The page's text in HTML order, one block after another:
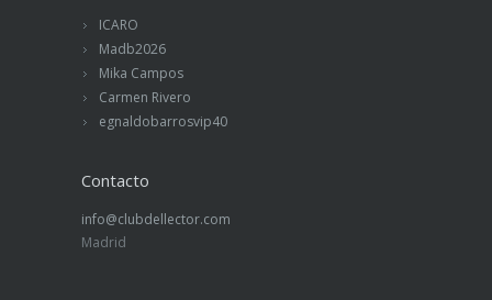
ICARO
Madb2026
Mika Campos
Carmen Rivero
egnaldobarrosvip40
Contacto
info@clubdellector.com
Madrid